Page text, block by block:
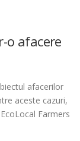
o afacere
afacerilor
aceste cazuri,
Farmers